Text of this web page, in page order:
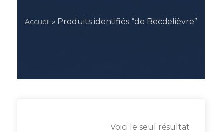
Accueil » Produits identifiés “de Becdelièvre”
Voici le seul résultat